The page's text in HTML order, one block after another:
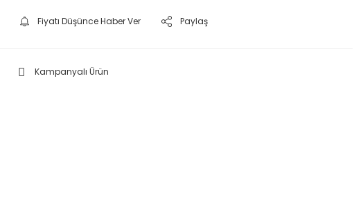
Fiyatı Düşünce Haber Ver Paylaş
Kampanyalı Ürün